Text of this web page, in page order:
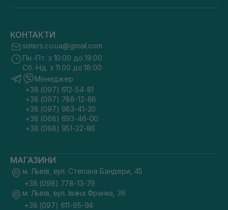
КОНТАКТИ
sisters.co.ua@gmail.com
Пн.-Пт. з 10:00 до 19:00
Сб.-Нд. з 11:00 до 18:00
Менеджер
+38 (097) 612-54-81
+38 (097) 788-12-88
+38 (097) 983-41-20
+38 (068) 693-46-00
+38 (068) 951-22-86
МАГАЗИНИ
м. Львів, вул. Степана Бандери, 45
+38 (098) 778-13-79
м. Львів, вул. Івана Франка, 36
+38 (097) 611-95-94